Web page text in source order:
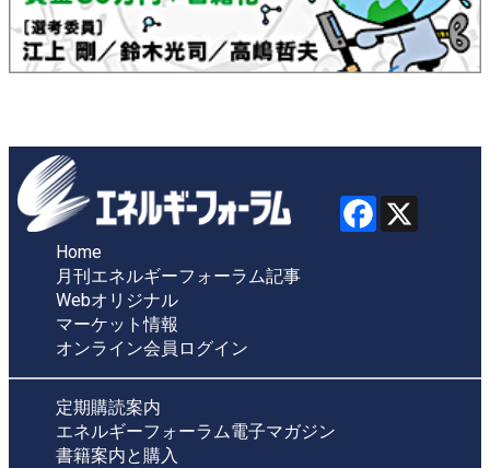
Home
月刊エネルギーフォーラム記事
Webオリジナル
マーケット情報
オンライン会員ログイン
定期購読案内
エネルギーフォーラム電子マガジン
書籍案内と購入